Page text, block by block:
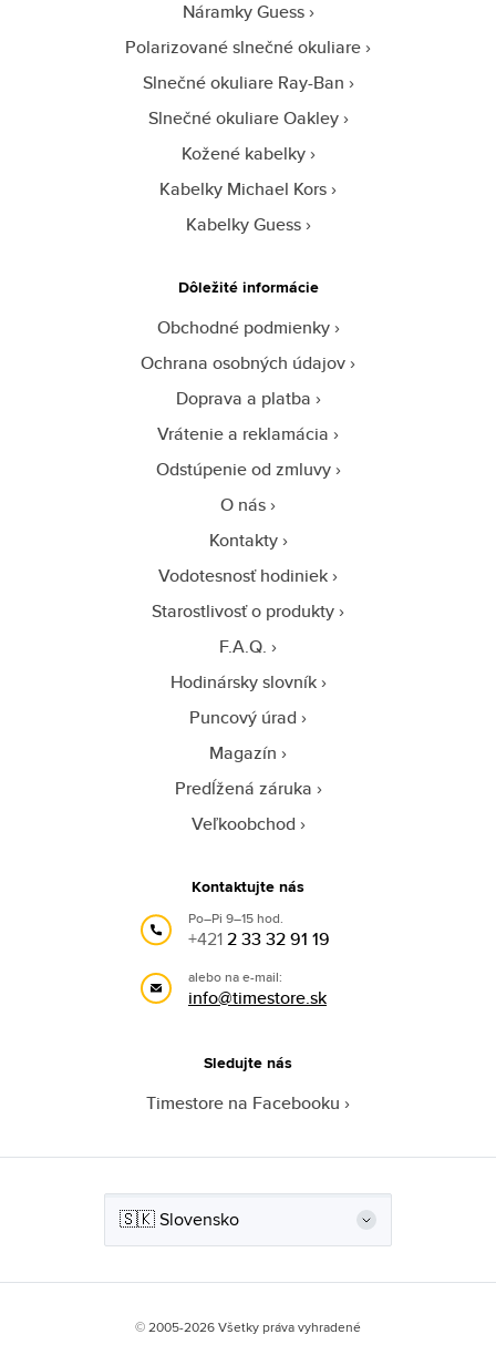
Náramky Guess
Polarizované slnečné okuliare
Slnečné okuliare Ray-Ban
Slnečné okuliare Oakley
Kožené kabelky
Kabelky Michael Kors
Kabelky Guess
Dôležité informácie
Obchodné podmienky
Ochrana osobných údajov
Doprava a platba
Vrátenie a reklamácia
Odstúpenie od zmluvy
O nás
Kontakty
Vodotesnosť hodiniek
Starostlivosť o produkty
F.A.Q.
Hodinársky slovník
Puncový úrad
Magazín
Predĺžená záruka
Veľkoobchod
Kontaktujte nás
Po–Pi 9–15 hod.
+4212 33 32 91 19
alebo na e-mail:
info@timestore.sk
Sledujte nás
Timestore na Facebooku
© 2005-2026 Všetky práva vyhradené